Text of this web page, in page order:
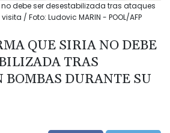
debe ser desestabilizada tras ataques
/ Foto: Ludovic MARIN - POOL/AFP
QUE SIRIA NO DEBE
TRAS
BOMBAS DURANTE SU